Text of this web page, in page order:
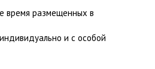
время размещенных в
и с особой